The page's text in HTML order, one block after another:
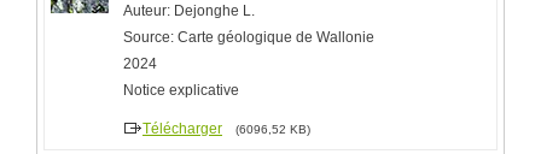
Auteur: Dejonghe L.
Source: Carte géologique de Wallonie
2024
Notice explicative
Télécharger (6096,52 KB)